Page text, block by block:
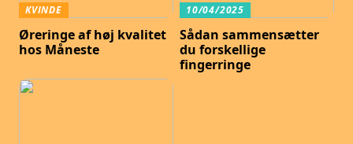
KVINDE
Øreringe af høj kvalitet
hos Måneste
10/04/2025
Sådan sammensætter
du forskellige
fingerringe